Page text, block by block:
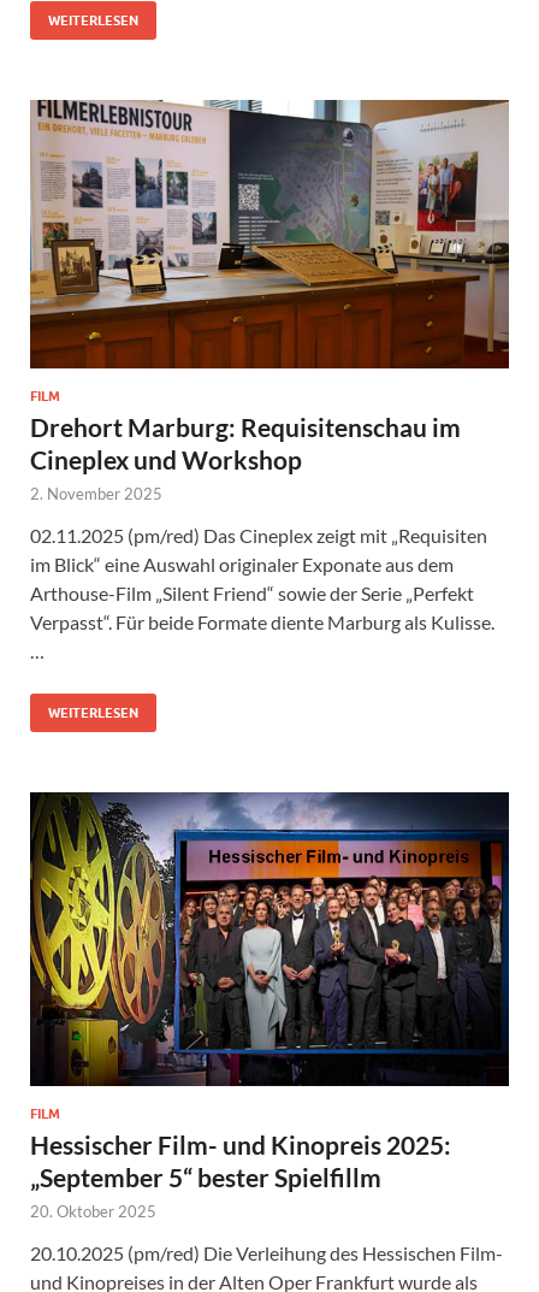
WEITERLESEN
FILM
Drehort Marburg: Requisitenschau im
Cineplex und Workshop
2. November 2025
02.11.2025 (pm/red) Das Cineplex zeigt mit „Requisiten
im Blick“ eine Auswahl originaler Exponate aus dem
Arthouse-Film „Silent Friend“ sowie der Serie „Perfekt
Verpasst“. Für beide Formate diente Marburg als Kulisse.
…
WEITERLESEN
FILM
Hessischer Film- und Kinopreis 2025:
„September 5“ bester Spielfillm
20. Oktober 2025
20.10.2025 (pm/red) Die Verleihung des Hessischen Film-
und Kinopreises in der Alten Oper Frankfurt wurde als